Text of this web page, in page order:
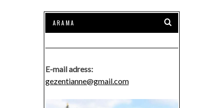
E-mail adress:
gezentianne@gmail.com